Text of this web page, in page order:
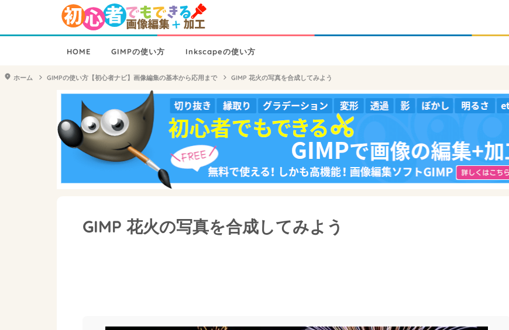
HOME GIMPの使い方 Inkscapeの使い方
ホーム GIMPの使い方【初心者ナビ】画像編集の基本から応用まで GIMP 花火の写真を合成してみよう
GIMP 花火の写真を合成してみよう